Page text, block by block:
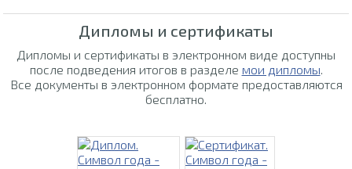
Дипломы и сертификаты
Дипломы и сертификаты в электронном виде доступны
после подведения итогов в разделе мои дипломы.
Все документы в электронном формате предоставляются
бесплатно.